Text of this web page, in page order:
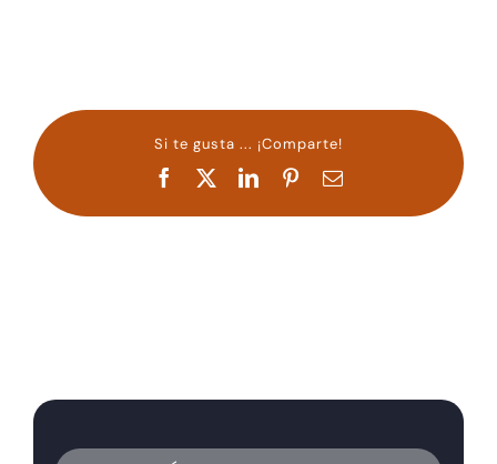
Si te gusta ... ¡Comparte!
Facebook LinkedInPinterestCorreo